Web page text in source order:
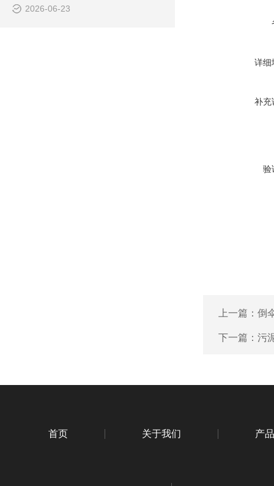
2026-06-23
详细
补充
验
上一篇： 倒
下一篇： 污
首页 关于我们 产